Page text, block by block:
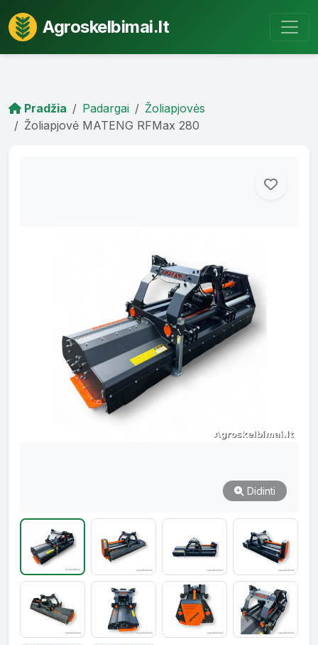
Agroskelbimai.lt
Pradžia Padargai
Žoliapjovės
Žoliapjovė MATENG RFMax 280
Didinti